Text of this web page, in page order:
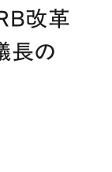
改革
長の